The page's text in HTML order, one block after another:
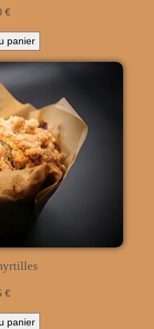
€
panier
€
panier